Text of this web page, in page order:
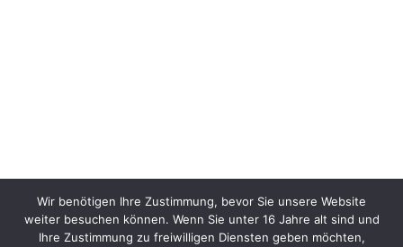
Wir benötigen Ihre Zustimmung, bevor Sie unsere Website
weiter besuchen können. Wenn Sie unter 16 Jahre alt sind und
Ihre Zustimmung zu freiwilligen Diensten geben möchten,